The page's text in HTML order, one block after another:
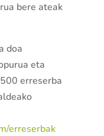
bere ateak
doa
eta
erreserba
erreserbak